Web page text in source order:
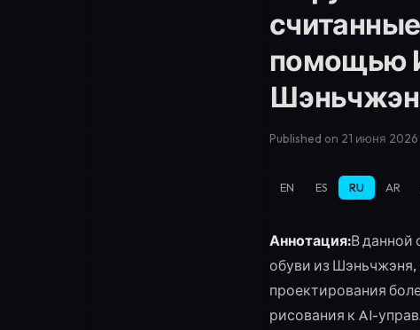
помощью
Published on 21 июня 2026
EN ES RU AR
Аннотация:В данной
обуви из
проектирования
рисования к AI-